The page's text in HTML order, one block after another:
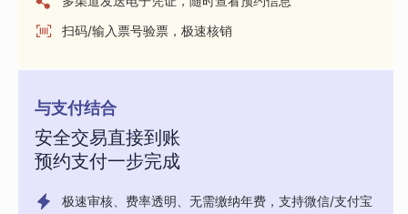
扫码/输入票号验票，极速核销
与支付结合
安全交易直接到账
预约支付一步完成
极速审核、费率透明、无需缴纳年费，支持微信/支付宝